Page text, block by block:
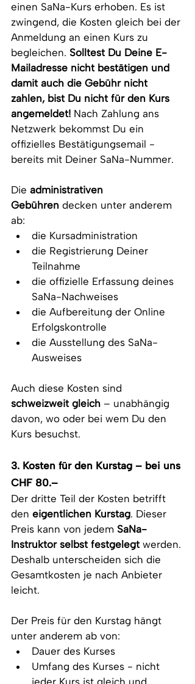
einen SaNa-Kurs erhoben. Es ist
zwingend, die Kosten gleich bei der
Anmeldung an einen Kurs zu
begleichen. Solltest Du Deine E-
Mailadresse nicht bestätigen und
damit auch die Gebühr nicht
zahlen, bist Du nicht für den Kurs
angemeldet! Nach Zahlung ans
Netzwerk bekommst Du ein
offizielles Bestätigungsemail -
bereits mit Deiner SaNa-Nummer.
Die administrativen
Gebühren decken unter anderem
ab:
die Kursadministration
die Registrierung Deiner
Teilnahme
die offizielle Erfassung deines
SaNa-Nachweises
die Aufbereitung der Online
Erfolgskontrolle
die Ausstellung des SaNa-
Ausweises
Auch diese Kosten sind
schweizweit gleich – unabhängig
davon, wo oder bei wem Du den
Kurs besuchst.
3. Kosten für den Kurstag – bei uns
CHF 80.–
Der dritte Teil der Kosten betrifft
den eigentlichen Kurstag. Dieser
Preis kann von jedem SaNa-
Instruktor selbst festgelegt werden.
Deshalb unterscheiden sich die
Gesamtkosten je nach Anbieter
leicht.
Der Preis für den Kurstag hängt
unter anderem ab von:
Dauer des Kurses
Umfang des Kurses - nicht
jeder Kurs ist gleich und